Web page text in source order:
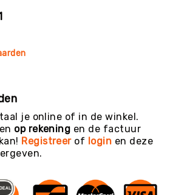
Ballen
je online of in de winkel.
op rekening en de factuur
Registreerof login en deze